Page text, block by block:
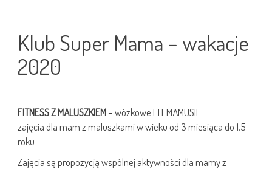
Klub Super Mama – wakacje
2020
FITNESS Z MALUSZKIEM– wózkowe FIT MAMUSIE
zajęcia dla mam z maluszkami w wieku od 3 miesiąca do 1,5
roku
Zajęcia są propozycją wspólnej aktywności dla mamy z